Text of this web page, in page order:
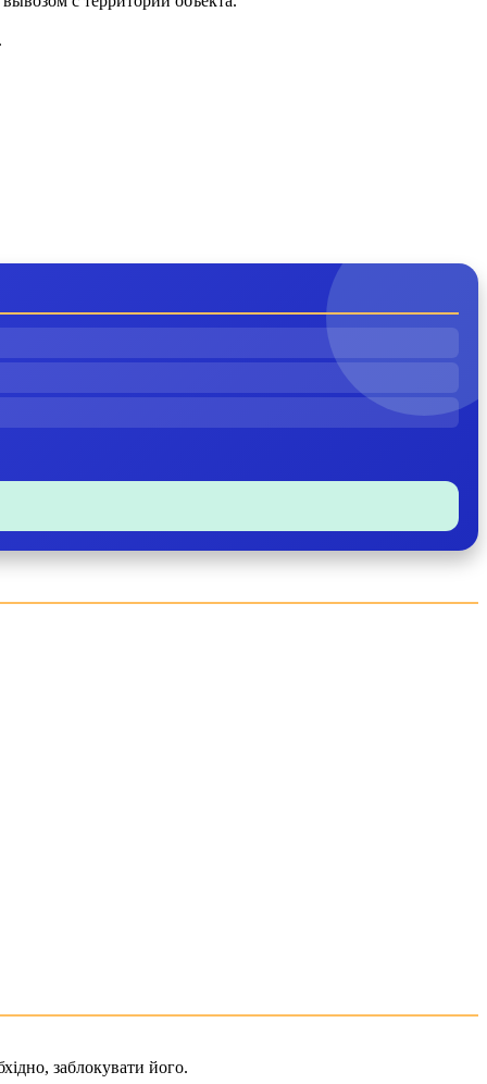
заблокувати його.